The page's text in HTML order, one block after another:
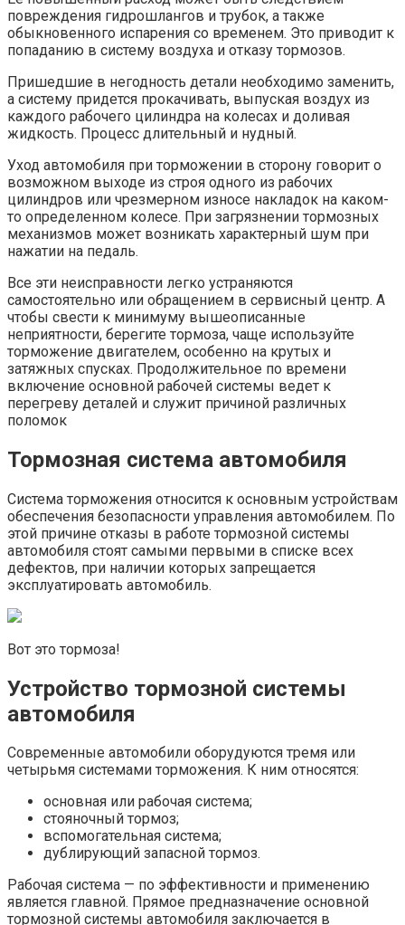
повреждения гидрошлангов и трубок, а также
обыкновенного испарения со временем. Это приводит к
попаданию в систему воздуха и отказу тормозов.
Пришедшие в негодность детали необходимо заменить,
а систему придется прокачивать, выпуская воздух из
каждого рабочего цилиндра на колесах и доливая
жидкость. Процесс длительный и нудный.
Уход автомобиля при торможении в сторону говорит о
возможном выходе из строя одного из рабочих
цилиндров или чрезмерном износе накладок на каком-
то определенном колесе. При загрязнении тормозных
механизмов может возникать характерный шум при
нажатии на педаль.
Все эти неисправности легко устраняются
самостоятельно или обращением в сервисный центр. А
чтобы свести к минимуму вышеописанные
неприятности, берегите тормоза, чаще используйте
торможение двигателем, особенно на крутых и
затяжных спусках. Продолжительное по времени
включение основной рабочей системы ведет к
перегреву деталей и служит причиной различных
поломок
Тормозная система автомобиля
Система торможения относится к основным устройствам
обеспечения безопасности управления автомобилем. По
этой причине отказы в работе тормозной системы
автомобиля стоят самыми первыми в списке всех
дефектов, при наличии которых запрещается
эксплуатировать автомобиль.
Вот это тормоза!
Устройство тормозной системы
автомобиля
Современные автомобили оборудуются тремя или
четырьмя системами торможения. К ним относятся:
основная или рабочая система;
стояночный тормоз;
вспомогательная система;
дублирующий запасной тормоз.
Рабочая система — по эффективности и применению
является главной. Прямое предназначение основной
тормозной системы автомобиля заключается в